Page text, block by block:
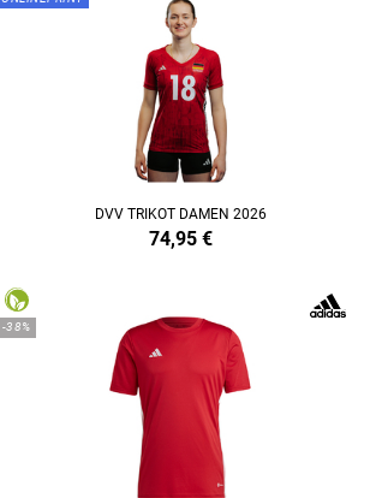
DVV TRIKOT DAMEN 2026
74,95 €
-38%